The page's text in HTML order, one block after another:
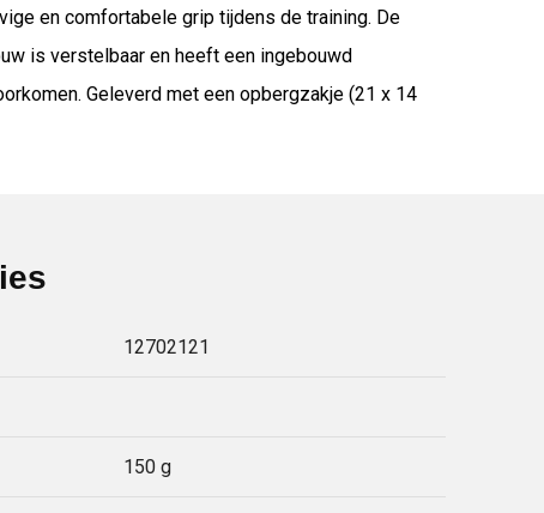
en comfortabele grip tijdens de training. De
is verstelbaar en heeft een ingebouwd
Geleverd met een opbergzakje (21 x 14
12702121
150 g